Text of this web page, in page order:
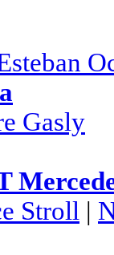
Gasly
Stroll |